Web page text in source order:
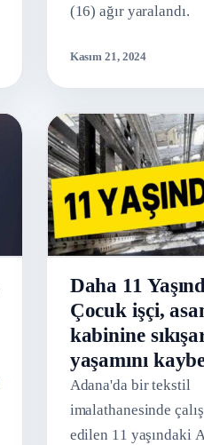
(16) ağır yaralandı.
Kasım 21, 2024
Daha 11
Çocuk işçi,
kabinine
yaşamını
Adana'da bir tekstil
imalathanesinde
edilen 11 yaşındaki